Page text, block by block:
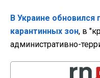
В Украине обновился
карантинных зон, в
административно-